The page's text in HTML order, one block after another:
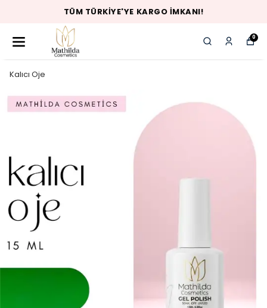
TÜM TÜRKIYE'YE KARGO İMKANI!
0
Kalıcı Oje